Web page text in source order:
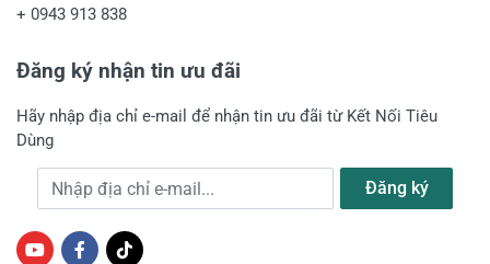
+ 0943 913 838
Đăng ký nhận tin ưu đãi
Hãy nhập địa chỉ e-mail để nhận tin ưu đãi từ Kết Nối Tiêu
Dùng
Địa chỉ e-mail Đăng ký